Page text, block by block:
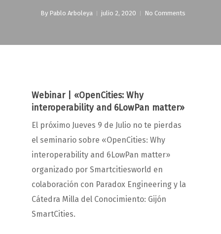
By Pablo Arboleya julio 2, 2020 No Comments
Webinar | «OpenCities: Why
interoperability and 6LowPan matter»
El próximo Jueves 9 de Julio no te pierdas
el seminario sobre «OpenCities: Why
interoperability and 6LowPan matter»
organizado por Smartcitiesworld en
colaboración con Paradox Engineering y la
Cátedra Milla del Conocimiento: Gijón
SmartCities.